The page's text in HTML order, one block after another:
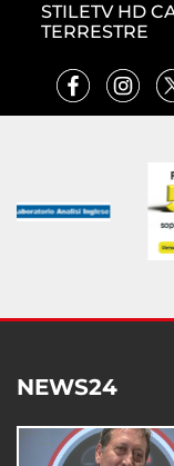
STILETV HD
TERRESTRE
NEWS24